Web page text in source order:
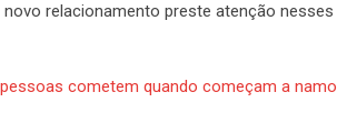
relacionamento preste atenção
cometem quando começam a